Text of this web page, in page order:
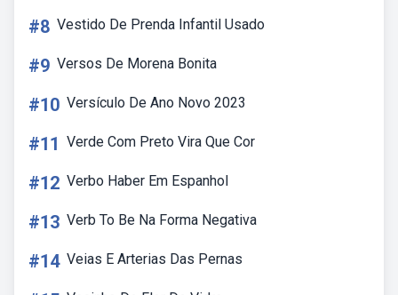
#8 Vestido De Prenda Infantil Usado
#9 Versos De Morena Bonita
#10 Versículo De Ano Novo 2023
#11 Verde Com Preto Vira Que Cor
#12 Verbo Haber Em Espanhol
#13 Verb To Be Na Forma Negativa
#14 Veias E Arterias Das Pernas